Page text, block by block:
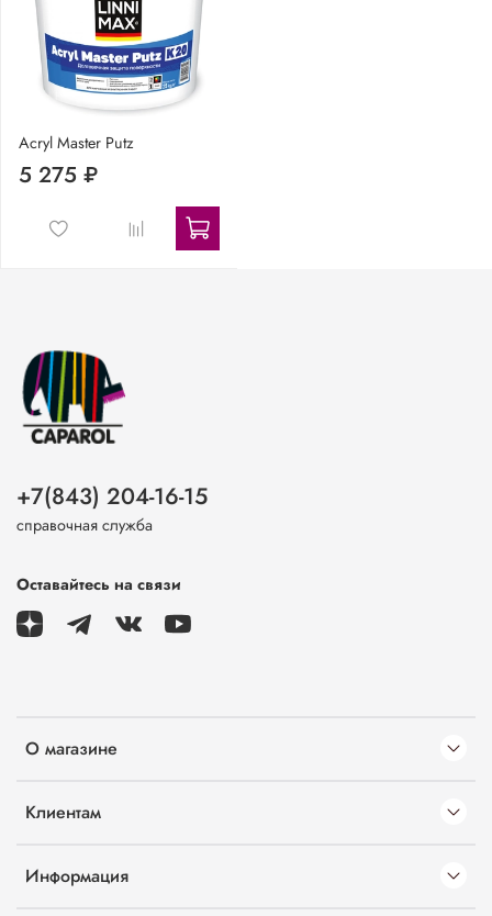
Acryl Master Putz
5 275 ₽
О магазине
Клиентам
Информация
+7(843) 204-16-15
справочная служба
Оставайтесь на связи